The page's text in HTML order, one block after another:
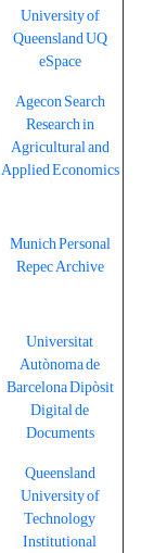
University of
Queensland UQ
eSpace
Agecon Search
Research in
Agricultural and
Applied Economics
Munich Personal
Repec Archive
Universitat
Autònoma de
Barcelona Dipòsit
Digital de
Documents
Queensland
University of
Technology
Institutional